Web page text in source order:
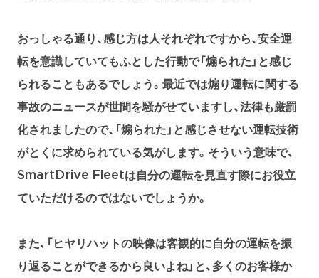
おっしゃる通り、感じ方は人それぞれですから、安全運
転を意識していてもふとした行動で「煽られた」と感じ
られることもあるでしょう。最近では煽り運転に関する
事故のニュースが世間を騒がせていますし、法律も厳罰
化されましたので、「煽られた」と感じさせない運転技術
がとくに求められている気がします。そういう意味で、
SmartDrive Fleetは自分の運転を見直す際にお役立
ていただけるのではないでしょうか。
また、「ヒヤリハットの映像は客観的に自分の運転を振
り返ることができるから良いよね」と、多くのお客様か